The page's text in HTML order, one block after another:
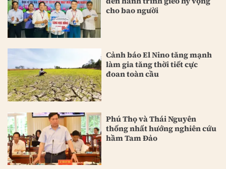
cho bao người
Cảnh báo El Nino tăng mạnh
làm gia tăng thời tiết cực
đoan toàn cầu
Phú Thọ và Thái Nguyên
thống nhất hướng nghiên cứu
hầm Tam Đảo